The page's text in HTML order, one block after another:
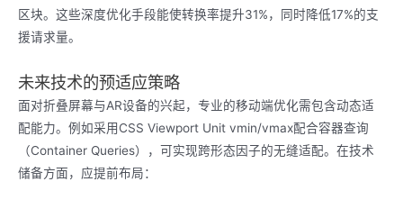
区块。这些深度优化手段能使转换率提升31%，同时降低17%的支
援请求量。
未来技术的预适应策略
面对折叠屏幕与AR设备的兴起，专业的移动端优化需包含动态适
配能力。例如采用CSS Viewport Unit vmin/vmax配合容器查询
（Container Queries），可实现跨形态因子的无缝适配。在技术
储备方面，应提前布局：